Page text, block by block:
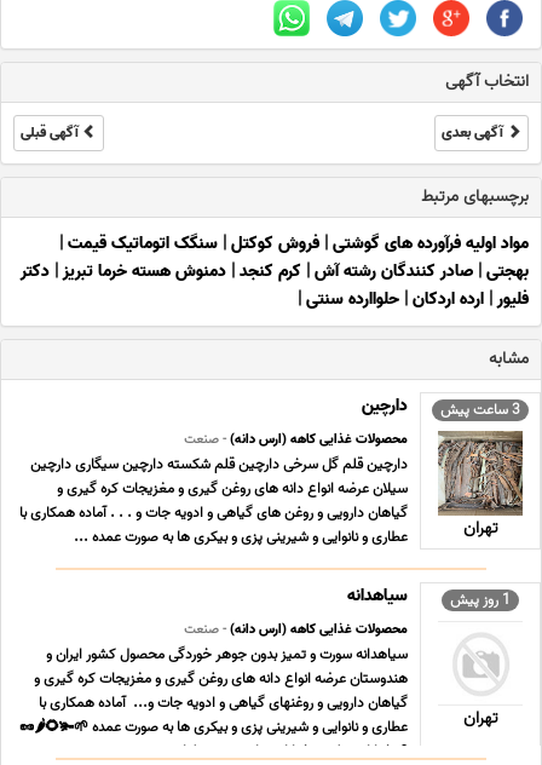
انتخاب آگهی
آگهی بعدی آگهی قبلی
برچسبهای مرتبط
مواد اولیه فرآورده های گوشتی| فروش کوکتل| سنگک اتوماتیک قیمت|
بهجتی| صادر کنندگان رشته آش| کرم کنجد| دمنوش هسته خرما تبریز| دکتر
فلیور| ارده اردکان| حلواارده سنتی|
مشابه
3 ساعت پیش
تهران
دارچین
محصولات غذایی کاهه (ارس دانه)- صنعت
دارچین قلم گل سرخی دارچین قلم شکسته دارچین سیگاری دارچین
سیلان عرضه انواع دانه های روغن گیری و مغزیجات کره گیری و
گیاهان دارویی و روغن های گیاهی و ادویه جات و . . . آماده همکاری با
عطاری و نانوایی و شیرینی پزی و بیکری ها به صورت عمده ...
1 روز پیش
تهران
سیاهدانه
محصولات غذایی کاهه (ارس دانه)- صنعت
سیاهدانه سورت و تمیز بدون جوهر خوردگی محصول کشور ایران و
هندوستان عرضه انواع دانه های روغن گیری و مغزیجات کره گیری و
گیاهان دارویی و روغنهای گیاهی و ادویه جات و... ‎ آماده همکاری با
عطاری و نانوایی و شیرینی پزی و بیکری ها ‎به صورت عمده 🌱🫚🌻🌶️🥜
📍خیابان مولوی، خیابان صاحب جم، بلوار ... ...